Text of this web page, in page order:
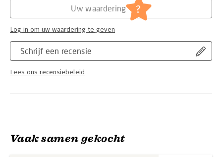
Schrijf een recensie
Lees ons recensiebeleid
Uw waardering ?
Log in om uw waardering te geven
Vaak samen gekocht